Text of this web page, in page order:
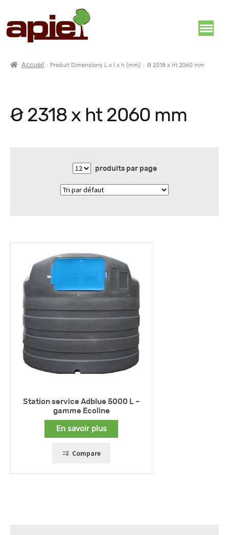
Accueil Produit Dimensions L x l x h (mm) Ø 2318 x ht 2060 mm
Ø 2318 x ht 2060 mm
produits par page
Station service Adblue 5000 L –
gamme Ecoline
En savoir plus
Compare